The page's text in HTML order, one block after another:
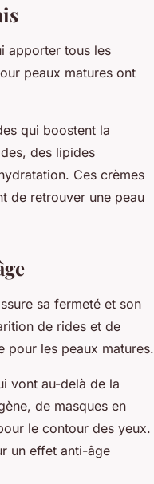
apporter tous les
peaux matures ont
qui boostent la
des lipides
Ces crèmes
de retrouver une peau
sa fermeté et son
de rides et de
pour les peaux matures.
vont au-delà de la
de masques en
le contour des yeux.
un effet anti-âge